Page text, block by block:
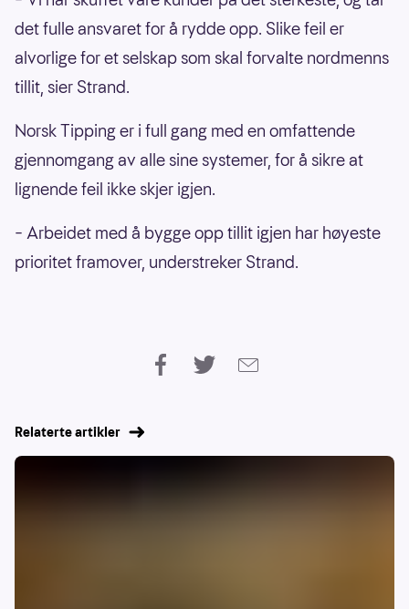
det fulle ansvaret for å rydde opp. Slike feil er
alvorlige for et selskap som skal forvalte nordmenns
tillit, sier Strand.
Norsk Tipping er i full gang med en omfattende
gjennomgang av alle sine systemer, for å sikre at
lignende feil ikke skjer igjen.
– Arbeidet med å bygge opp tillit igjen har høyeste
prioritet framover, understreker Strand.
Relaterte artikler